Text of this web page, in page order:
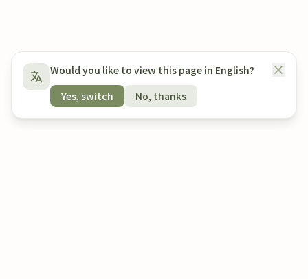
Would you like to view this page in English?
Yes, switch
No, thanks